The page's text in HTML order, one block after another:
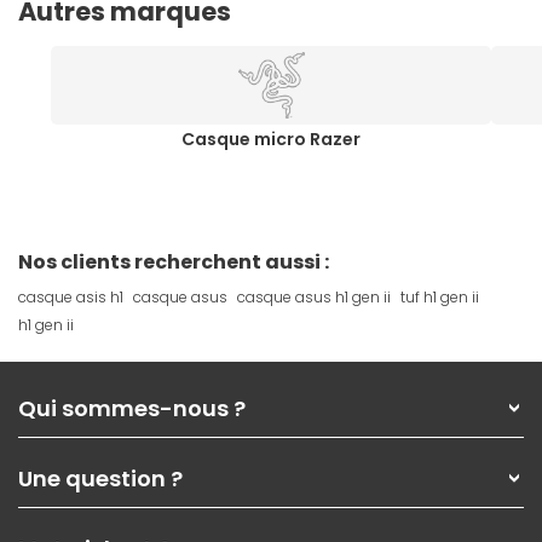
Autres marques
Casque micro Razer
Nos clients recherchent aussi :
casque asis h1 casque asus casque asus h1 gen ii tuf h1 gen ii
h1 gen ii
Qui sommes-nous ?
Nos services
Les magasins Materiel.net
Une question ?